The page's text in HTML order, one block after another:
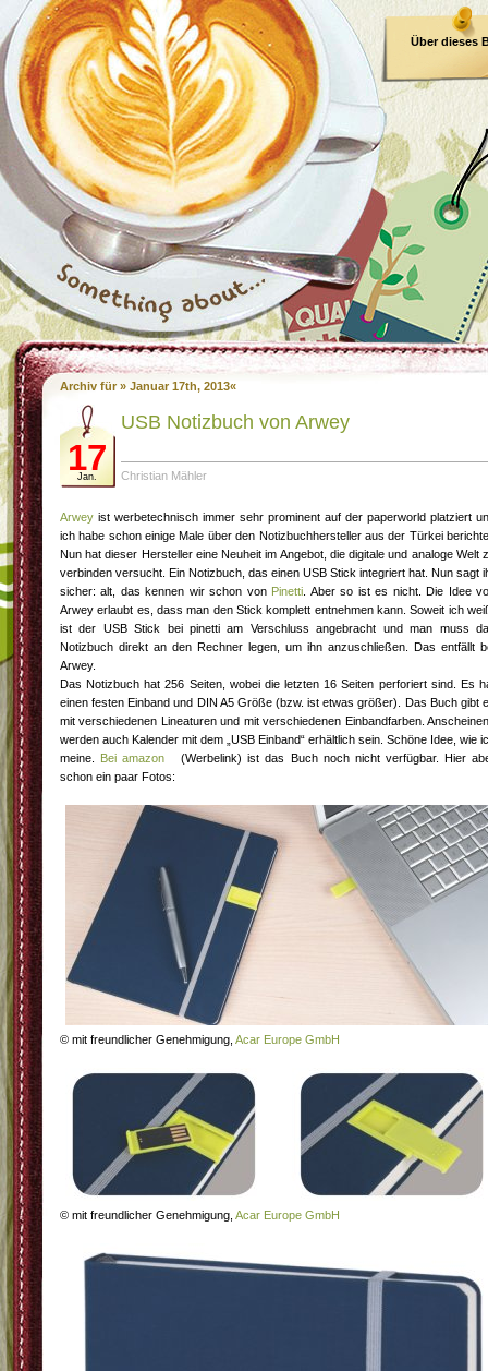
Über dieses
Archiv für » Januar 17th, 2013«
17
Jan.
USB Notizbuch von Arwey
Christian Mähler
Arwey ist werbetechnisch immer sehr prominent auf der paperworld platziert
ich habe schon einige Male über den Notizbuchhersteller aus der Türkei
Nun hat dieser Hersteller eine Neuheit im Angebot, die digitale und analoge Welt
verbinden versucht. Ein Notizbuch, das einen USB Stick integriert hat. Nun sagt
sicher: alt, das kennen wir schon von Pinetti . Aber so ist es nicht. Die Idee
Arwey erlaubt es, dass man den Stick komplett entnehmen kann. Soweit ich
ist der USB Stick bei pinetti am Verschluss angebracht und man muss
Notizbuch direkt an den Rechner legen, um ihn anzuschließen. Das entfällt
Arwey.
Das Notizbuch hat 256 Seiten, wobei die letzten 16 Seiten perforiert sind. Es
einen festen Einband und DIN A5 Größe (bzw. ist etwas größer). Das Buch gibt
mit verschiedenen Lineaturen und mit verschiedenen Einbandfarben.
werden auch Kalender mit dem „USB Einband“ erhältlich sein. Schöne Idee, wie
meine. Bei amazon
(Werbelink) ist das Buch noch nicht verfügbar. Hier
schon ein paar Fotos:
© mit freundlicher Genehmigung, Acar Europe GmbH
© mit freundlicher Genehmigung, Acar Europe GmbH